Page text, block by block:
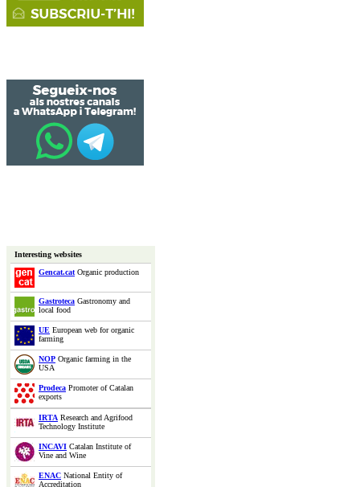
Interesting websites
Gencat.catOrganic production
Gastroteca Gastronomy and
local food
UE European web for organic
farming
NOP Organic farming in the
USA
Prodeca Promoter of Catalan
exports
IRTA Research and Agrifood
Technology Institute
INCAVI Catalan Institute of
Vine and Wine
ENAC National Entity of
Accreditation